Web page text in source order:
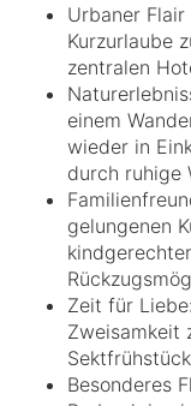
Urbaner
Kurzurlaube
zentralen
einem
wieder in
durch ruhige
gelungenen
Zeit für
Zweisamkeit
Besonderes